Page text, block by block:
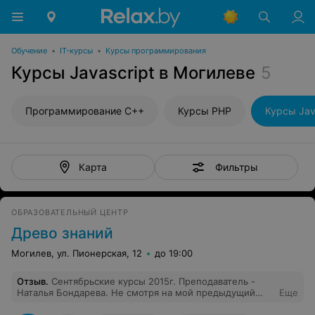
Обучение • IT-курсы • Курсы программирования
Курсы Javascript в Могилеве 5
Программирование С++ Курсы PHP Курсы
Карта Фильтры
ОБРАЗОВАТЕЛЬНЫЙ ЦЕНТР
Древо знаний
Могилев, ул. Пионерская, 12 до 19:00
Отзыв. Сентябрьские курсы 2015г. Преподаватель -
Наталья Бондарева. Не смотря на мой предыдущий
Еще